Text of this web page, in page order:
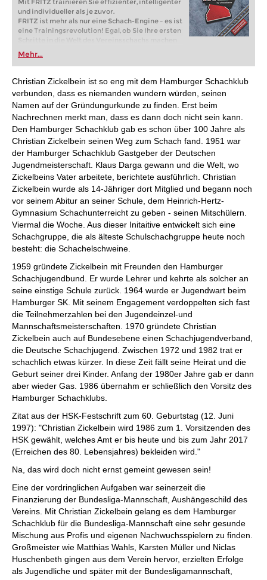
Mit FRITZ trainieren Sie effizienter, intelligenter
und individueller als je zuvor.
FRITZ ist mehr als nur eine Schach-Engine – es ist
eine Trainingsrevolution! Egal, ob Sie Ihre ersten
Schritte in die Welt des Vereinsschachs machen
oder bereits auf Turnierniveau spielen: Mit
FRITZ trainieren Sie effizienter, intelligenter und
individueller als je zuvor.
Mehr...
Christian Zickelbein ist so eng mit dem Hamburger Schachklub
verbunden, dass es niemanden wundern würden, seinen
Namen auf der Gründungurkunde zu finden. Erst beim
Nachrechnen merkt man, dass es dann doch nicht sein kann.
Den Hamburger Schachklub gab es schon über 100 Jahre als
Christian Zickelbein seinen Weg zum Schach fand. 1951 war
der Hamburger Schachklub Gastgeber der Deutschen
Jugendmeisterschaft. Klaus Darga gewann und die Welt, wo
Zickelbeins Vater arbeitete, berichtete ausführlich. Christian
Zickelbein wurde als 14-Jähriger dort Mitglied und begann noch
vor seinem Abitur an seiner Schule, dem Heinrich-Hertz-
Gymnasium Schachunterreicht zu geben - seinen Mitschülern.
Viermal die Woche. Aus dieser Initaitive entwickelt sich eine
Schachgruppe, die als älteste Schulschachgruppe heute noch
besteht: die Schachelschweine.
1959 gründete Zickelbein mit Freunden den Hamburger
Schachjugendbund. Er wurde Lehrer und kehrte als solcher an
seine einstige Schule zurück. 1964 wurde er Jugendwart beim
Hamburger SK. Mit seinem Engagement verdoppelten sich fast
die Teilnehmerzahlen bei den Jugendeinzel-und
Mannschaftsmeisterschaften. 1970 gründete Christian
Zickelbein auch auf Bundesebene einen Schachjugendverband,
die Deutsche Schachjugend. Zwischen 1972 und 1982 trat er
schachlich etwas kürzer. In diese Zeit fällt seine Heirat und die
Geburt seiner drei Kinder. Anfang der 1980er Jahre gab er dann
aber wieder Gas. 1986 übernahm er schließlich den Vorsitz des
Hamburger Schachklubs.
Zitat aus der HSK-Festschrift zum 60. Geburtstag (12. Juni
1997): "Christian Zickelbein wird 1986 zum 1. Vorsitzenden des
HSK gewählt, welches Amt er bis heute und bis zum Jahr 2017
(Erreichen des 80. Lebensjahres) bekleiden wird."
Na, das wird doch nicht ernst gemeint gewesen sein!
Eine der vordringlichen Aufgaben war seinerzeit die
Finanzierung der Bundesliga-Mannschaft, Aushängeschild des
Vereins. Mit Christian Zickelbein gelang es dem Hamburger
Schachklub für die Bundesliga-Mannschaft eine sehr gesunde
Mischung aus Profis und eigenen Nachwuchsspielern zu finden.
Großmeister wie Matthias Wahls, Karsten Müller und Niclas
Huschenbeth gingen aus dem Verein hervor, erzielten Erfolge
als Jugendliche und später mit der Bundesligamannschaft,